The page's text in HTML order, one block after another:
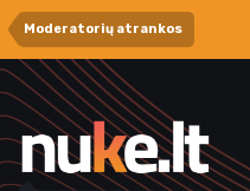
Moderatorių atrankos